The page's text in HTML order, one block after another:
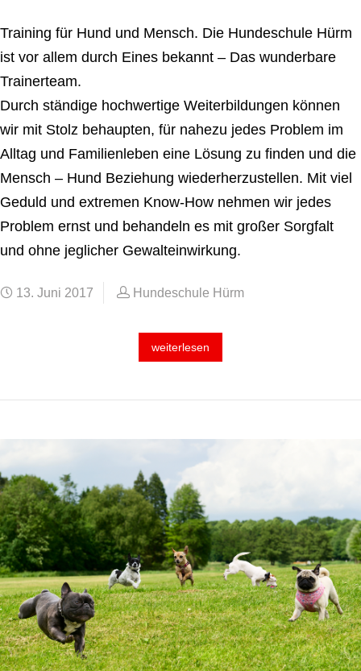
Training für Hund und Mensch. Die Hundeschule Hürm
ist vor allem durch Eines bekannt – Das wunderbare
Trainerteam.
Durch ständige hochwertige Weiterbildungen können
wir mit Stolz behaupten, für nahezu jedes Problem im
Alltag und Familienleben eine Lösung zu finden und die
Mensch – Hund Beziehung wiederherzustellen. Mit viel
Geduld und extremen Know-How nehmen wir jedes
Problem ernst und behandeln es mit großer Sorgfalt
und ohne jeglicher Gewalteinwirkung.
13. Juni 2017 Hundeschule Hürm
weiterlesen